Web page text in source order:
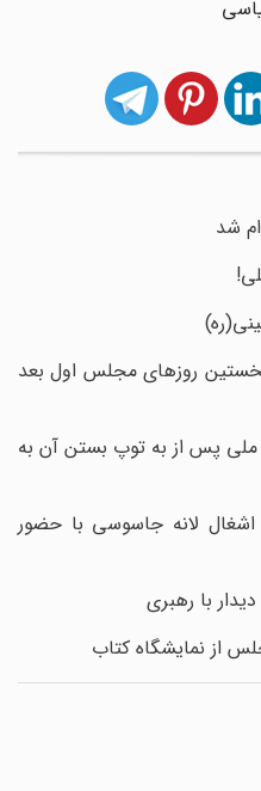
شد
روزهای مجلس اول بعد
پس از به توپ بستن آن به
لانه جاسوسی با حضور
با رهبری